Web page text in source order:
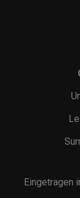
Eingetragen